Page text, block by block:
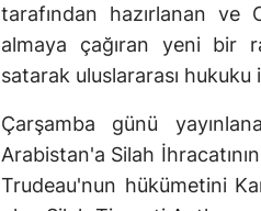
tarafından hazırlanan ve
almaya çağıran yeni bir
satarak uluslararası hukuku
Çarşamba günü
Arabistan'a Silah
Trudeau'nun hükümetini